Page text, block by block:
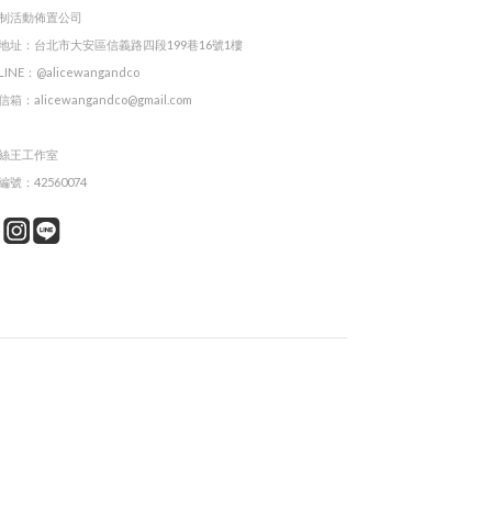
活動佈置公司
址：台北市大安區信義路四段199巷16號1樓
：@alicewangandco
箱：alicewangandco@gmail.com
王工作室
號：42560074